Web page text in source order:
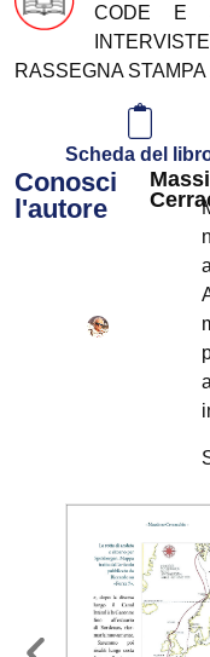
CODE E
RASSEGNA
Scheda del
Conosci
l'autore